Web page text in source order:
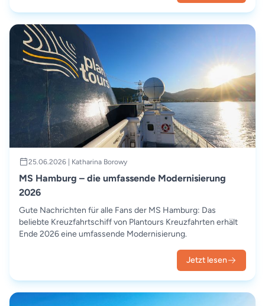
25.06.2026 | Katharina Borowy
MS Hamburg – die umfassende Modernisierung
2026
Gute Nachrichten für alle Fans der MS Hamburg: Das
beliebte Kreuzfahrtschiff von Plantours Kreuzfahrten erhält
Ende 2026 eine umfassende Modernisierung.
Jetzt lesen